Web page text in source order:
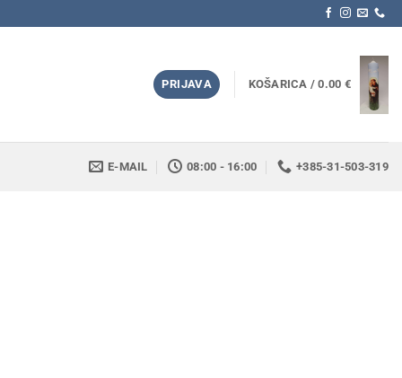
PRIJAVA KOŠARICA /0.00 €
E-MAIL 08:00 - 16:00 +385-31-503-319